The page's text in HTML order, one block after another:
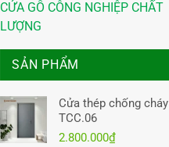
CỬA GỖ CÔNG NGHIỆP CHẤT
LƯỢNG
SẢN PHẨM
Cửa thép chống cháy
TCC.06
2.800.000₫